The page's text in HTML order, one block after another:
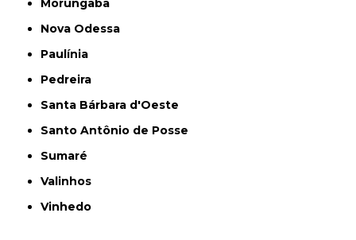
Morungaba
Nova Odessa
Paulínia
Pedreira
Santa Bárbara d'Oeste
Santo Antônio de Posse
Sumaré
Valinhos
Vinhedo